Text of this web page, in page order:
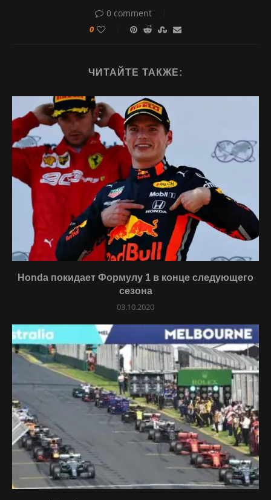
0 comment
0
ЧИТАЙТЕ ТАКЖЕ:
Honda покидает Формулу 1 в конце следующего
сезона
03.10.2020